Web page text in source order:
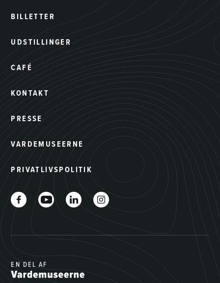
BILLETTER
UDSTILLINGER
CAFÉ
KONTAKT
PRESSE
VARDEMUSEERNE
PRIVATLIVSPOLITIK
EN DEL AF